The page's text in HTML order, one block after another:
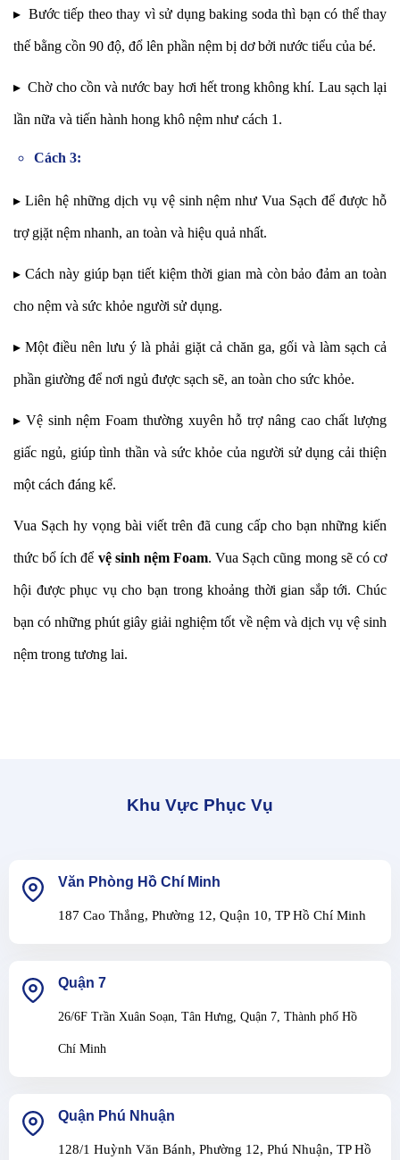
▸ Bước tiếp theo thay vì sử dụng baking soda thì bạn có thể thay
thế bằng cồn 90 độ, đổ lên phần nệm bị dơ bởi nước tiểu của bé.
▸ Chờ cho cồn và nước bay hơi hết trong không khí. Lau sạch lại
lần nữa và tiến hành hong khô nệm như cách 1.
Cách 3:
▸ Liên hệ những dịch vụ vệ sinh nệm nhưVua Sạch để được hỗ
trợ gịặt nệm nhanh, an toàn và hiệu quả nhất.
▸ Cách này giúp bạn tiết kiệm thời gian mà còn bảo đảm an toàn
cho nệm và sức khỏe người sử dụng.
▸Một điều nên lưu ý là phải giặt cả chăn ga, gối và làm sạch cả
phần giường để nơi ngủ được sạch sẽ, an toàn cho sức khỏe.
▸ Vệ sinh nệm Foam thường xuyên hỗ trợ nâng cao chất lượng
giấc ngủ, giúp tình thần và sức khỏe của người sử dụng cải thiện
một cách đáng kể.
Vua Sạch hy vọng bài viết trên đã cung cấp cho bạn những kiến
thức bổ ích để vệ sinh nệm Foam. Vua Sạch cũng mong sẽ có cơ
hội được phục vụ cho bạn trong khoảng thời gian sắp tới. Chúc
bạn có những phút giây giải nghiệm tốt về nệm và dịch vụ vệ sinh
nệm trong tương lai.
Khu Vực Phục Vụ
Văn Phòng Hồ Chí Minh
187 Cao Thắng, Phường 12, Quận 10, TP Hồ Chí Minh
Quận 7
26/6F Trần Xuân Soạn, Tân Hưng, Quận 7, Thành phố Hồ
Chí Minh
Quận Phú Nhuận
128/1 Huỳnh Văn Bánh, Phường 12, Phú Nhuận, TP Hồ